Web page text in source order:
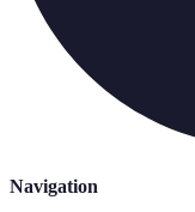
Navigation